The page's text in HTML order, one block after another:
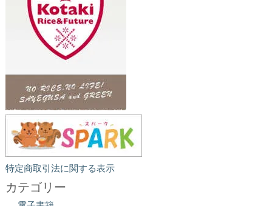
特定商取引法に関する表示
カテゴリー